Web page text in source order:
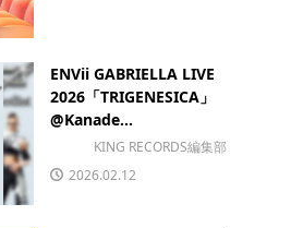
ENVii GABRIELLA LIVE
2026「TRIGENESICA」
@Kanade...
KING RECORDS編集部
2026.02.12